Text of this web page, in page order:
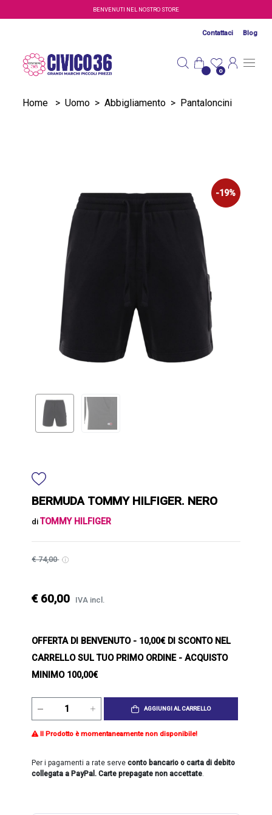
Salta al contenuto principaleBENVENUTI NEL NOSTRO STORE
Contattaci Blog
0
Home > Uomo > Abbigliamento > Pantaloncini
-19%
BERMUDA TOMMY HILFIGER. NERO
diTOMMY HILFIGER
€ 74,00
€ 60,00 IVA incl.
OFFERTA DI BENVENUTO- 10,00€ DI SCONTO NEL
CARRELLO SUL TUO PRIMO ORDINE - ACQUISTO
MINIMO 100,00€
AGGIUNGI AL CARRELLO
Il Prodotto è momentaneamente non disponibile!
Per i pagamenti a rate serveconto bancario o carta di debito
collegata a PayPal. Carte prepagate non accettate.